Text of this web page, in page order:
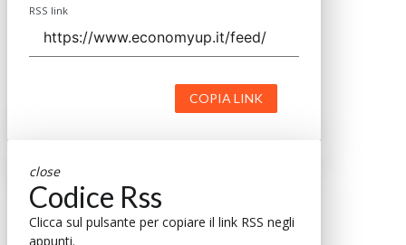
RSS link
COPIA LINK
close
Codice Rss
Clicca sul pulsante per copiare il link RSS negli
appunti.